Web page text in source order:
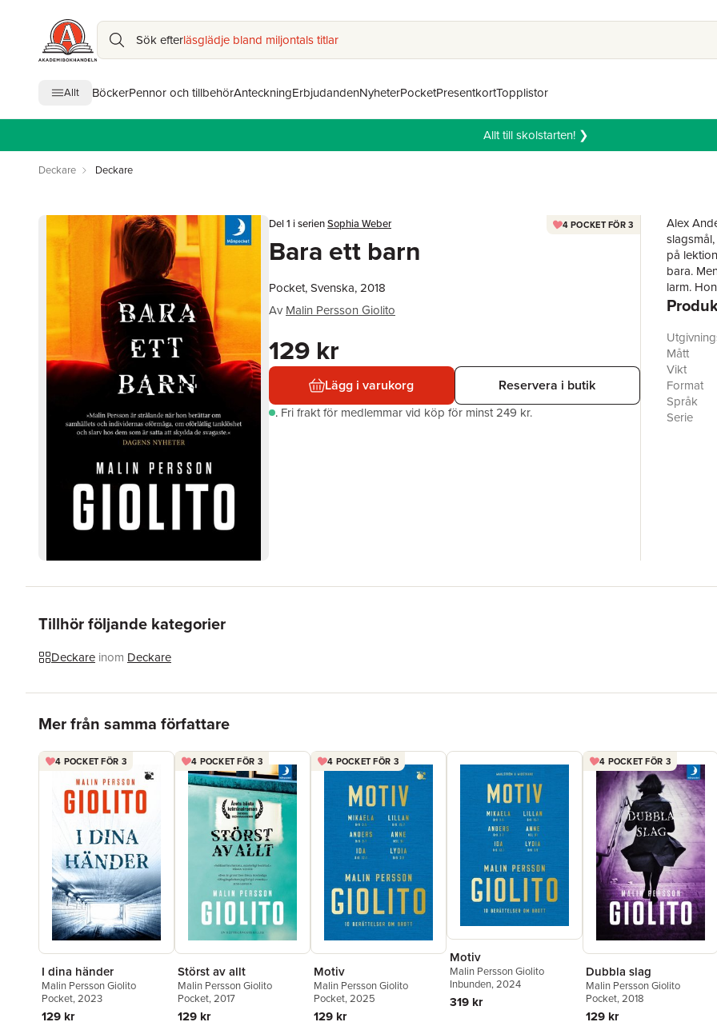
Sök efterläsglädje bland miljontals titlar
Allt BöckerPennor och tillbehörAnteckningErbjudandenNyheterPocketPresentkortTopplistor
Allt till skolstarten! ❯
Deckare Deckare
Del 1 i serienSophia Weber
Bara ett barn
4 POCKET FÖR 3
Pocket, Svenska, 2018
Av Malin Persson Giolito
129 kr
Lägg i varukorg Reservera i butik
. Fri frakt för medlemmar vid köp för minst 249 kr.
Alex
på
bara.
larm.
tas på
i Gamla
ordnade
väntat
förtjänar.
Mått
Vikt
Format
Språk
Serie
Tillhör följande kategorier
Deckare inom Deckare
Mer från samma författare
4 POCKET FÖR 3
I dina händer
Malin Persson Giolito
Pocket, 2023
129 kr
4 POCKET FÖR 3
Störst av allt
Malin Persson Giolito
Pocket, 2017
129 kr
4 POCKET FÖR 3
Motiv
Malin Persson Giolito
Pocket, 2025
129 kr
Motiv
Malin Persson Giolito
Inbunden, 2024
319 kr
4 POCKET FÖR 3
Dubbla slag
Malin Persson Giolito
Pocket, 2018
129 kr